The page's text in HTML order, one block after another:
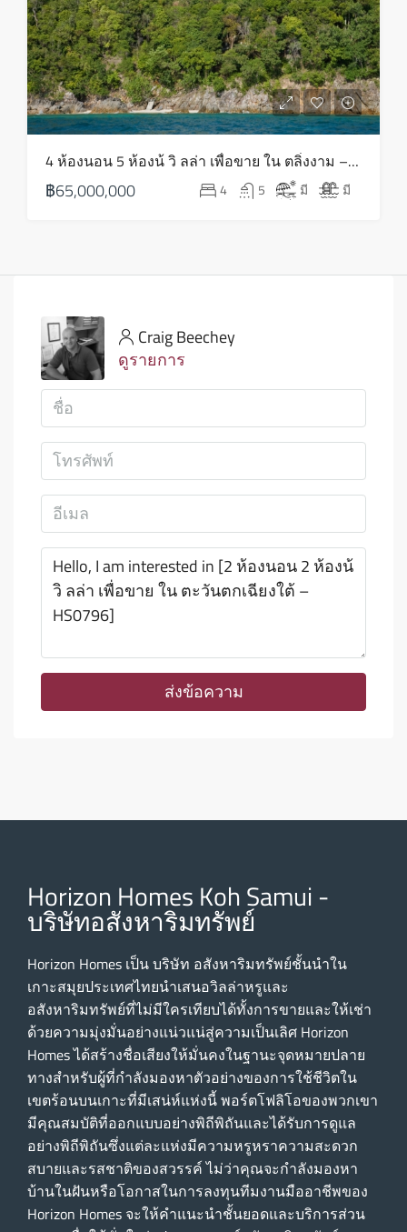
4 ห้องนอน 5 ห้องน้ วิ ลล่า เพื่อขาย ใน ตลิ่งงาม – HS0789
฿65,000,000 4 5 มี มี
Craig Beechey
ดูรายการ
ส่งข้อความ
Horizon Homes Koh Samui -
บริษัทอสังหาริมทรัพย์
Horizon Homes เป็น บริษัท อสังหาริมทรัพย์ชั้นนําใน
เกาะสมุยประเทศไทยนําเสนอวิลล่าหรูและ
อสังหาริมทรัพย์ที่ไม่มีใครเทียบได้ทั้งการขายและให้เช่า
ด้วยความมุ่งมั่นอย่างแน่วแน่สู่ความเป็นเลิศ Horizon
Homes ได้สร้างชื่อเสียงให้มั่นคงในฐานะจุดหมายปลาย
ทางสําหรับผู้ที่กําลังมองหาตัวอย่างของการใช้ชีวิตใน
เขตร้อนบนเกาะที่มีเสน่ห์แห่งนี้ พอร์ตโฟลิโอของพวกเขา
มีคุณสมบัติที่ออกแบบอย่างพิถีพิถันและได้รับการดูแล
อย่างพิถีพิถันซึ่งแต่ละแห่งมีความหรูหราความสะดวก
สบายและรสชาติของสวรรค์ ไม่ว่าคุณจะกําลังมองหา
บ้านในฝันหรือโอกาสในการลงทุนทีมงานมืออาชีพของ
Horizon Homes จะให้คําแนะนําชั้นยอดและบริการส่วน